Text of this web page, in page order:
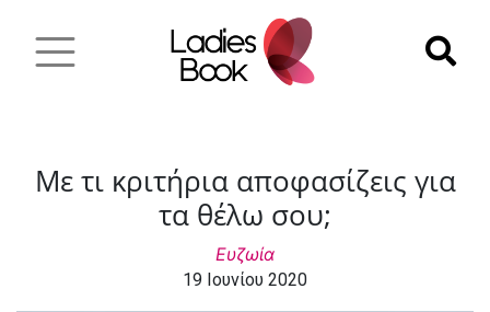
Με τι κριτήρια αποφασίζεις για
τα θέλω σου;
Ευζωία
19 Ιουνίου 2020